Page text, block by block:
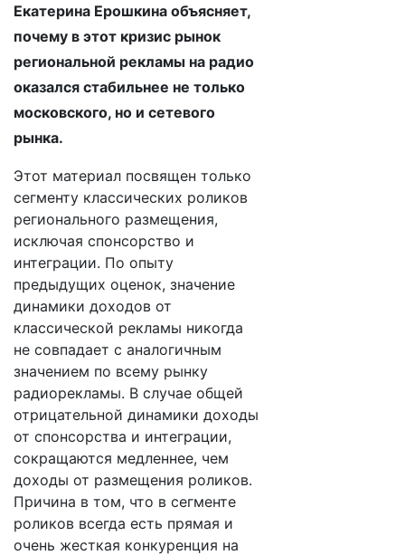
Екатерина Ерошкина объясняет,
почему в этот кризис рынок
региональной рекламы на радио
оказался стабильнее не только
московского, но и сетевого
рынка.
Этот материал посвящен только
сегменту классических роликов
регионального размещения,
исключая спонсорство и
интеграции. По опыту
предыдущих оценок, значение
динамики доходов от
классической рекламы никогда
не совпадает с аналогичным
значением по всему рынку
радиорекламы. В случае общей
отрицательной динамики доходы
от спонсорства и интеграции,
сокращаются медленнее, чем
доходы от размещения роликов.
Причина в том, что в сегменте
роликов всегда есть прямая и
очень жесткая конкуренция на